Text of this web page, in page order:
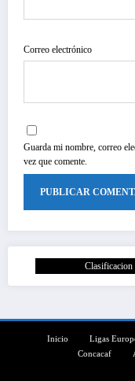
Correo electrónico
Guarda mi nombre, correo
vez que comente.
Inicio Ligas
Concacaf